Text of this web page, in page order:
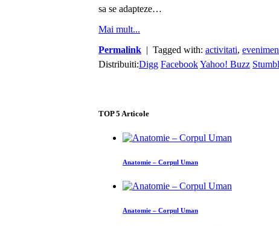
sa se adapteze…
Mai mult...
Permalink | Tagged with: activitati,
Distribuiti:Digg FacebookYahoo! Buzz
TOP5 Articole
Anatomie – Corpul Uman
Anatomie – Corpul Uman